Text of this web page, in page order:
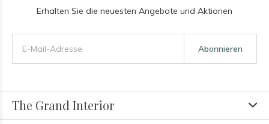
Erhalten Sie die neuesten Angebote und Aktionen
Abonnieren
The Grand Interior